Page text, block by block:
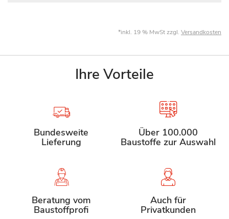
*inkl. 19 % MwSt zzgl. Versandkosten
Ihre Vorteile
Bundesweite
Lieferung
Über 100.000
Baustoffe zur Auswahl
Beratung vom
Baustoffprofi
Auch für
Privatkunden